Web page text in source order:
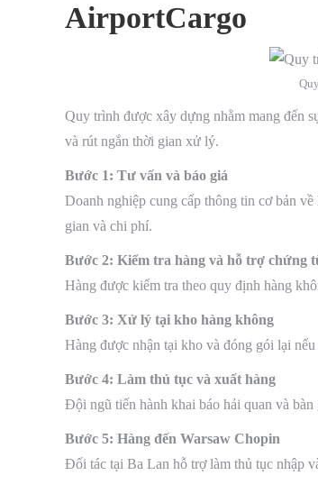
AirportCargo
Quy trình được xây dựng nhằm mang đến
và rút ngắn thời gian xử lý.
Bước 1: Tư vấn và báo giá
Doanh nghiệp cung cấp thông tin cơ bản
gian và chi phí.
Bước 2: Kiểm tra hàng và hỗ trợ chứng
Hàng được kiểm tra theo quy định hàng
Bước 3: Xử lý tại kho hàng không
Hàng được nhận tại kho và đóng gói lại
Bước 4: Làm thủ tục và xuất hàng
Đội ngũ tiến hành khai báo hải quan và
Bước 5: Hàng đến Warsaw Chopin
Đối tác tại Ba Lan hỗ trợ làm thủ tục nhập